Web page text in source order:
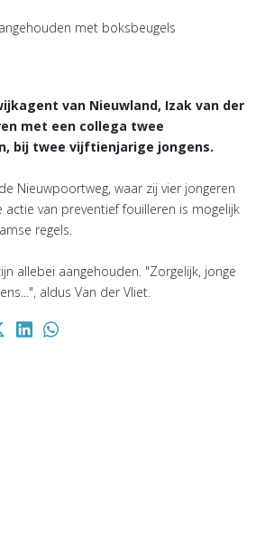
van Nieuwland, Izak van der
met een collega twee
bij twee vijftienjarige jongens.
Nieuwpoortweg, waar zij vier jongeren
actie van preventief fouilleren is mogelijk
regels.
allebei aangehouden. "Zorgelijk, jonge
aldus Van der Vliet.